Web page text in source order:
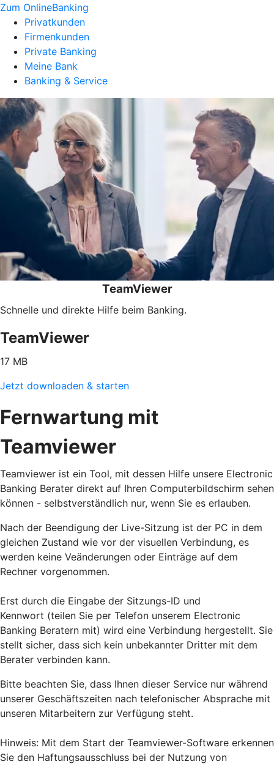
Zum OnlineBanking
Privatkunden
Firmenkunden
Private Banking
Meine Bank
Banking & Service
TeamViewer
Schnelle und direkte Hilfe beim Banking.
TeamViewer
17 MB
Jetzt downloaden & starten
Fernwartung mit
Teamviewer
Teamviewer ist ein Tool, mit dessen Hilfe unsere Electronic
Banking Berater direkt auf Ihren Computerbildschirm sehen
können - selbstverständlich nur, wenn Sie es erlauben.
Nach der Beendigung der Live-Sitzung ist der PC in dem
gleichen Zustand wie vor der visuellen Verbindung, es
werden keine Veänderungen oder Einträge auf dem
Rechner vorgenommen.
Erst durch die Eingabe der Sitzungs-ID und
Kennwort (teilen Sie per Telefon unserem Electronic
Banking Beratern mit) wird eine Verbindung hergestellt. Sie
stellt sicher, dass sich kein unbekannter Dritter mit dem
Berater verbinden kann.
Bitte beachten Sie, dass Ihnen dieser Service nur während
unserer Geschäftszeiten nach telefonischer Absprache mit
unseren Mitarbeitern zur Verfügung steht.
Hinweis: Mit dem Start der Teamviewer-Software erkennen
Sie den Haftungsausschluss bei der Nutzung von